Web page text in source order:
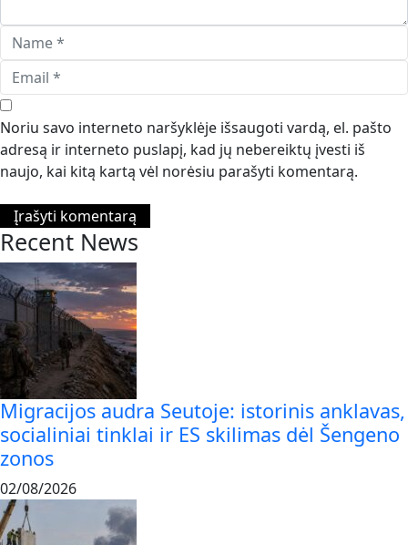
Noriu savo interneto naršyklėje išsaugoti vardą, el. pašto
adresą ir interneto puslapį, kad jų nebereiktų įvesti iš
naujo, kai kitą kartą vėl norėsiu parašyti komentarą.
Recent News
Migracijos audra Seutoje: istorinis anklavas,
socialiniai tinklai ir ES skilimas dėl Šengeno
zonos
02/08/2026